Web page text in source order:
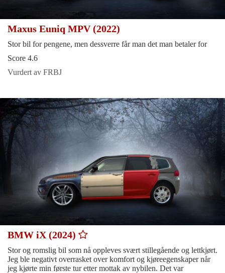
Maxus Euniq MPV (2022)
Stor bil for pengene, men dessverre får man det man betaler for
Score 4.6
Vurdert av FRBJ
BMW iX (2024)
Stor og romslig bil som nå oppleves svært stillegående og lettkjørt.
Jeg ble negativt overrasket over komfort og kjøreegenskaper når
jeg kjørte min første tur etter mottak av nybilen. Det var